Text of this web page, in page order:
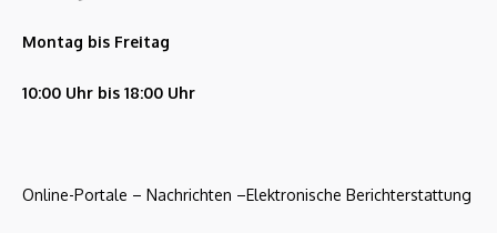
Montag bis Freitag
10:00 Uhr bis 18:00 Uhr
Online-Portale – Nachrichten –Elektronische Berichterstattung